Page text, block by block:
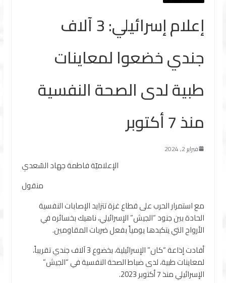
إعلام إسرائيلي: 3 آلاف
جندي خضعوا لمعاينات
طبية لدى الصحة النفسية
منذ 7 أكتوبر
فبراير 2, 2024
الإعلاميّة فاطمة جهاد السّعدي
منقول
مع استمرار الحرب على قطاع غزة تتزايد الإصابات النفسية
الحادة بين جنود “الجيش” الإسرائيلي، ناهيك بخسائره في
الأرواح التي يتكبدها يومياً بفعل ضربات المقاومين.
أفادت إذاعة “كان” الإسرائيلية، بخضوع 3 آلاف جندي تقريباً،
لمعاينات طبية، لدى ضباط الصحة النفسية في “الجيش”
الإسرائيلي منذ 7 أكتوبر 2023.